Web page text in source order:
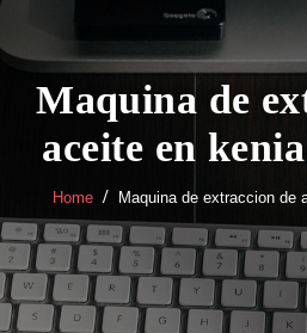
Maquina de
aceite en
Home Maquina de extraccion de